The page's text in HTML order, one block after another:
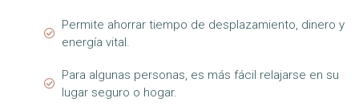
Permite ahorrar tiempo de desplazamiento, dinero y
energía vital.
Para algunas personas, es más fácil relajarse en su
lugar seguro o hogar.